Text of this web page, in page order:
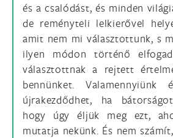
és a csalódást, és minden
de reményteli lelkierővel
amit nem mi választottunk, s
ilyen módon történő
választottnak a rejtett
bennünket. Valamennyiünk
újrakezdődhet, ha
hogy úgy éljük meg ezt,
mutatja nekünk. És nem